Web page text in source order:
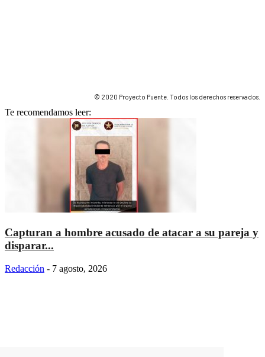
© 2020 Proyecto Puente. Todos los derechos reservados.
Te recomendamos leer:
Capturan a hombre acusado de atacar a su pareja y
disparar...
Redacción - 7 agosto, 2026